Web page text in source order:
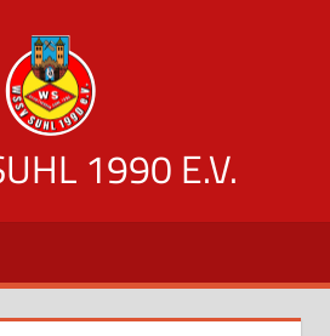
1990 E.V.